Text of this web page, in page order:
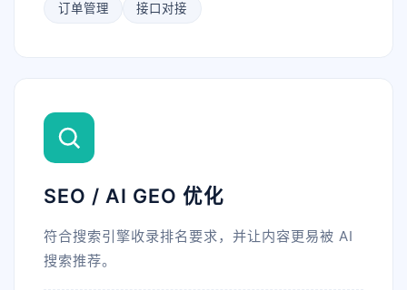
订单管理 接口对接
SEO / AI GEO 优化
符合搜索引擎收录排名要求，并让内容更易被 AI
搜索推荐。